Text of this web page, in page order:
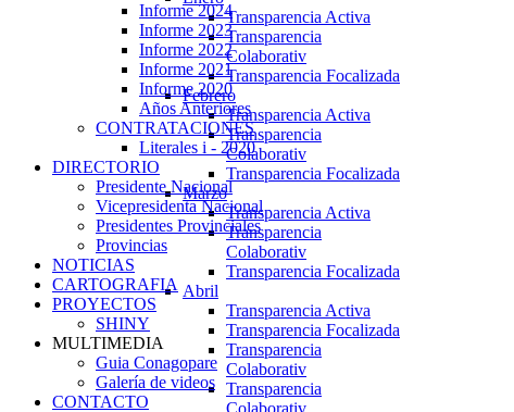
Transparencia Activa
Transparencia
Colaborativ
Transparencia Focalizada
Febrero
Transparencia Activa
Transparencia
Colaborativ
Transparencia Focalizada
Marzo
Transparencia Activa
Transparencia
Colaborativ
Transparencia Focalizada
Abril
Transparencia Activa
Transparencia Focalizada
Transparencia
Colaborativ
Transparencia
Colaborativ
Informe 2024
Informe 2023
Informe 2022
Informe 2021
Informe 2020
Años Anteriores
CONTRATACIONES
Literales i - 2020
DIRECTORIO
Presidente Nacional
Vicepresidenta Nacional
Presidentes Provinciales
Provincias
NOTICIAS
CARTOGRAFIA
PROYECTOS
SHINY
MULTIMEDIA
Guia Conagopare
Galería de videos
CONTACTO